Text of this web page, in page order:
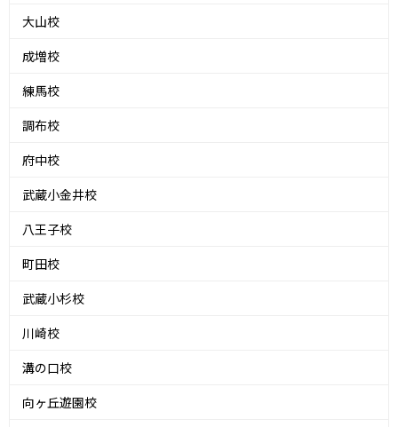
大山校
成増校
練馬校
調布校
府中校
武蔵小金井校
八王子校
町田校
武蔵小杉校
川崎校
溝の口校
向ヶ丘遊園校